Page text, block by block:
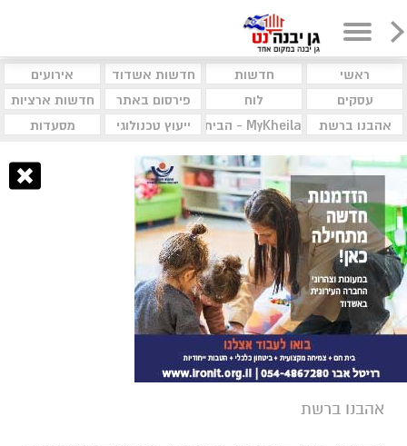
ראשי חדשות חדשות אשדוד
אירועים
עסקים
לוח פירסום באתר
חדשות ארציות
אהבנו ברשת
MyKheila - הבית לעסקים וקהילות ייעוץ טכנולוגי מסעדות
אהבנו ברשת